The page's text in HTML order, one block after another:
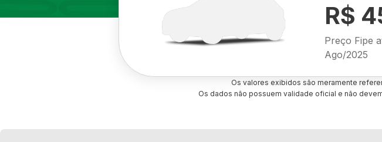
R$
Preço Fipe
Ago/2025
Os valores exibidos são meramente
Os dados não possuem validade oficial e não